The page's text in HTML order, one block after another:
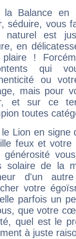
la Balance en
séduire, vous
naturel est
en
plaire !
qui
ou
mais pour
et sur ce
toutes
Lion en signe
feux et votre
générosité
solaire de la
d'un
votre
parfois un
que votre
quel est le
à juste